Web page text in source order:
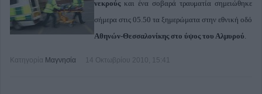
νεκρούςκαι ένα σοβαρά τραυματία σημειώθηκε
σήμερα στις 05.50 τα ξημερώματα στην εθνική οδό
Αθηνών-Θεσσαλονίκης στο ύψος του Αλμυρού.
Κατηγορία Μαγνησία 14 Οκτωβρίου 2010, 15:41